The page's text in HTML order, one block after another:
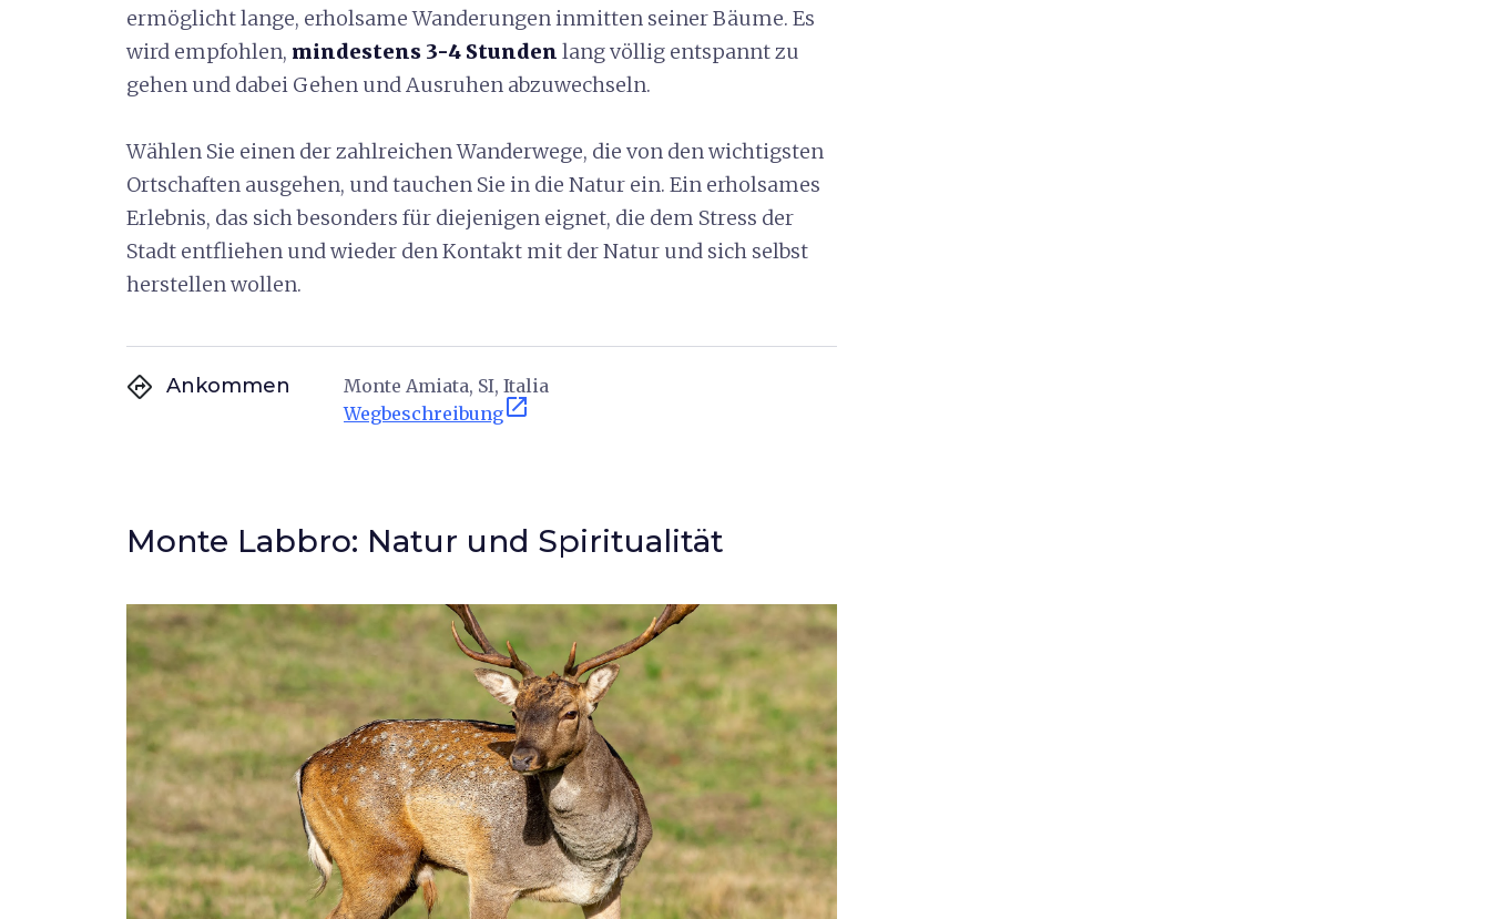
ermöglicht lange, erholsame Wanderungen inmitten seiner Bäume. Es
wird empfohlen, mindestens 3-4 Stunden lang völlig entspannt zu
gehen und dabei Gehen und Ausruhen abzuwechseln.
Wählen Sie einen der zahlreichen Wanderwege, die von den wichtigsten
Ortschaften ausgehen, und tauchen Sie in die Natur ein. Ein erholsames
Erlebnis, das sich besonders für diejenigen eignet, die dem Stress der
Stadt entfliehen und wieder den Kontakt mit der Natur und sich selbst
herstellen wollen.
directions Ankommen
Monte Amiata, SI, Italia
Wegbeschreibungopen_in_new
Monte Labbro: Natur und Spiritualität